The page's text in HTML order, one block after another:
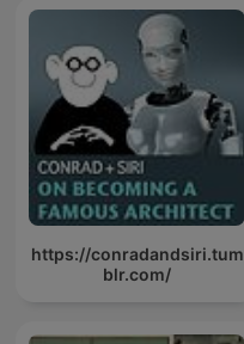
https://conradandsiri.tum
blr.com/